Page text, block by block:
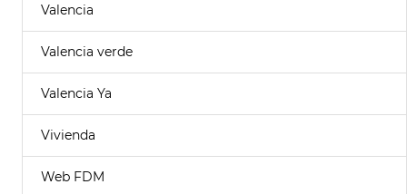
Valencia
Valencia verde
Valencia Ya
Vivienda
Web FDM